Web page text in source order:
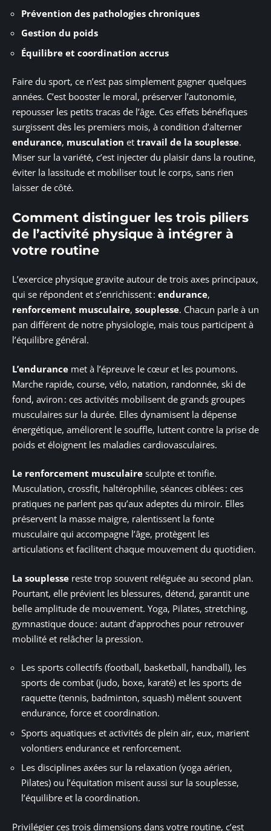
Prévention des pathologies chroniques
Gestion du poids
Équilibre et coordination accrus
Faire du sport, ce n’est pas simplement gagner quelques
années. C’est booster le moral, préserver l’autonomie,
repousser les petits tracas de l’âge. Ces effets bénéfiques
surgissent dès les premiers mois, à condition d’alterner
endurance, musculation et travail de la souplesse.
Miser sur la variété, c’est injecter du plaisir dans la routine,
éviter la lassitude et mobiliser tout le corps, sans rien
laisser de côté.
Comment distinguer les trois piliers
de l’activité physique à intégrer à
votre routine
L’exercice physique gravite autour de trois axes principaux,
qui se répondent et s’enrichissent : endurance,
renforcement musculaire, souplesse. Chacun parle à un
pan différent de notre physiologie, mais tous participent à
l’équilibre général.
L’endurance met à l’épreuve le cœur et les poumons.
Marche rapide, course, vélo, natation, randonnée, ski de
fond, aviron : ces activités mobilisent de grands groupes
musculaires sur la durée. Elles dynamisent la dépense
énergétique, améliorent le souffle, luttent contre la prise de
poids et éloignent les maladies cardiovasculaires.
Le renforcement musculaire sculpte et tonifie.
Musculation, crossfit, haltérophilie, séances ciblées : ces
pratiques ne parlent pas qu’aux adeptes du miroir. Elles
préservent la masse maigre, ralentissent la fonte
musculaire qui accompagne l’âge, protègent les
articulations et facilitent chaque mouvement du quotidien.
La souplesse reste trop souvent reléguée au second plan.
Pourtant, elle prévient les blessures, détend, garantit une
belle amplitude de mouvement. Yoga, Pilates, stretching,
gymnastique douce : autant d’approches pour retrouver
mobilité et relâcher la pression.
Les sports collectifs (football, basketball, handball), les
sports de combat (judo, boxe, karaté) et les sports de
raquette (tennis, badminton, squash) mêlent souvent
endurance, force et coordination.
Sports aquatiques et activités de plein air, eux, marient
volontiers endurance et renforcement.
Les disciplines axées sur la relaxation (yoga aérien,
Pilates) ou l’équitation misent aussi sur la souplesse,
l’équilibre et la coordination.
Privilégier ces trois dimensions dans votre routine, c’est